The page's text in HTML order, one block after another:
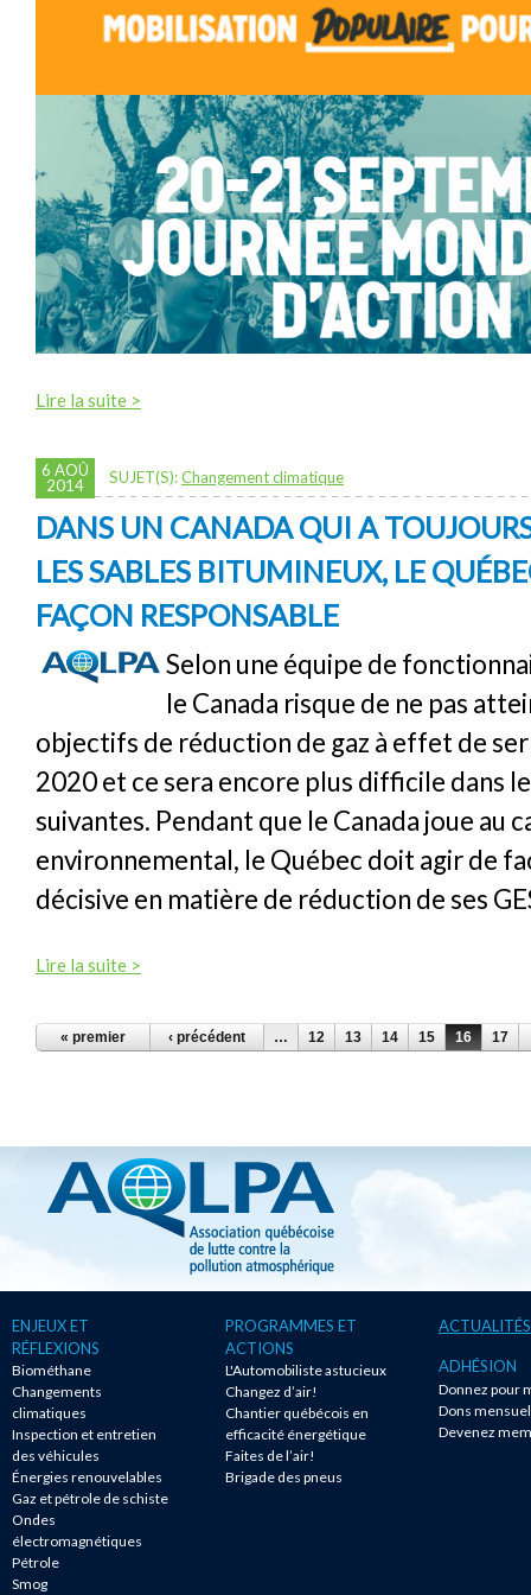
Lire la suite >
6 AOÛ
2014
SUJET(S):Changement climatique
DANS UN CANADA QUI A
LES SABLES BITUMINEUX, LE
FAÇON RESPONSABLE
Selon une équipe de
le Canada risque de ne pas
objectifs de réduction de gaz à effet de
2020 et ce sera encore plus difficile dans
suivantes. Pendant que le Canada joue au
environnemental, le Québec doit agir de
décisive en matière de réduction de ses
Lire la suite >
PAGES
« premier ‹ précédent … 12 13 14 15 16 17
ENJEUX ET
RÉFLEXIONS
Biométhane
Changements
climatiques
Inspection et entretien
des véhicules
Énergies renouvelables
Gaz et pétrole de schiste
Ondes
électromagnétiques
Pétrole
Smog
PROGRAMMES ET
ACTIONS
L'Automobiliste astucieux
Changez d’air!
Chantier québécois en
efficacité énergétique
Faites de l’air!
Brigade des pneus
ACTUALITÉS
ADHÉSION
Donnez pour
Dons
Devenez